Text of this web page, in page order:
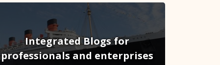
Integrated Blogs for
professionals and enterprises